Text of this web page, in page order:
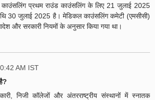
काउंसलिंग प्रथम राउंड काउंसलिंग के लिए 21 जुलाई 2025
30 जुलाई 2025 है। मेडिकल काउंसलिंग कमेटी (एमसीसी)
और सरकारी नियमों के अनुसार किया गया था।
AM IST
निजी कॉलेजों और अंतरराष्ट्रीय संस्थानों में स्नातक